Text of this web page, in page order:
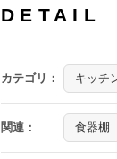
DETAIL
カテゴリ： キッチ
関連： 食器棚